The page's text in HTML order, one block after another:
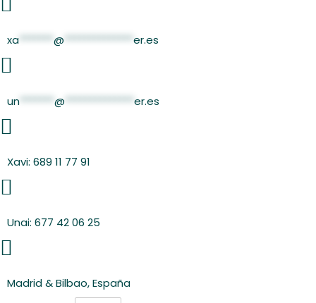
xa*******@ **************er.es
un*******@ **************er.es
Xavi: 689 11 77 91
Unai: 677 42 06 25
Madrid & Bilbao, España